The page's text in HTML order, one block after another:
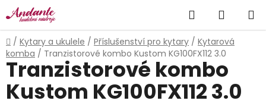
Přejít
na
obsah
Hledat
KOŠÍK
Domů
/ Kytary a ukulele / Příslušenství pro kytary / Kytarová
komba / Tranzistorové kombo Kustom KG100FX112 3.0
Tranzistorové kombo
Kustom KG100FX112 3.0